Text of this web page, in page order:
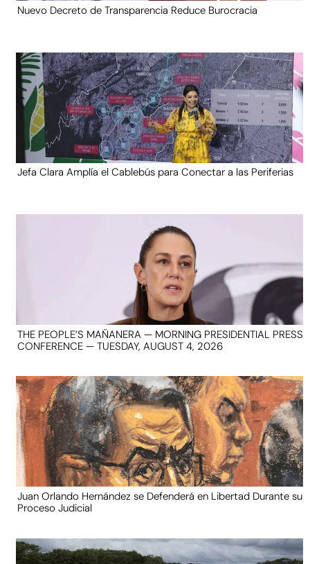
Nuevo Decreto de Transparencia Reduce Burocracia
Jefa Clara Amplía el Cablebús para Conectar a las Periferias
THE PEOPLE’S MAÑANERA — MORNING PRESIDENTIAL PRESS
CONFERENCE — TUESDAY, AUGUST 4, 2026
Juan Orlando Hernández se Defenderá en Libertad Durante su
Proceso Judicial